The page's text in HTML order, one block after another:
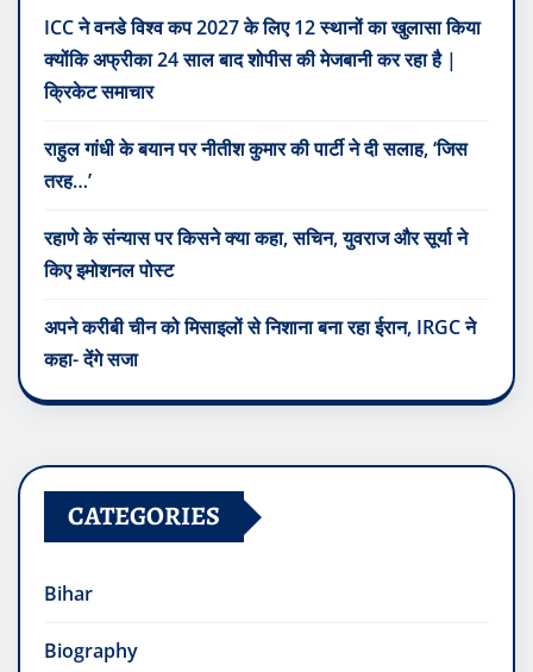
ICC ने वनडे विश्व कप 2027 के लिए 12 स्थानों का खुलासा किया
क्योंकि अफ्रीका 24 साल बाद शोपीस की मेजबानी कर रहा है |
क्रिकेट समाचार
राहुल गांधी के बयान पर नीतीश कुमार की पार्टी ने दी सलाह, ‘जिस
तरह…’
रहाणे के संन्यास पर किसने क्या कहा, सचिन, युवराज और सूर्या ने
किए इमोशनल पोस्ट
अपने करीबी चीन को मिसाइलों से निशाना बना रहा ईरान, IRGC ने
कहा- देंगे सजा
CATEGORIES
Bihar
Biography